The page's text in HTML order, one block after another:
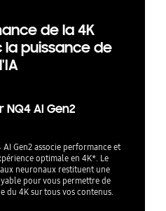
de la 4K
puissance de
l'IA
NQ4 AI Gen2
Gen2 associe performance et
optimale en 4K*. Le
neuronaux restituent une
pour vous permettre de
du 4K sur tous vos contenus.